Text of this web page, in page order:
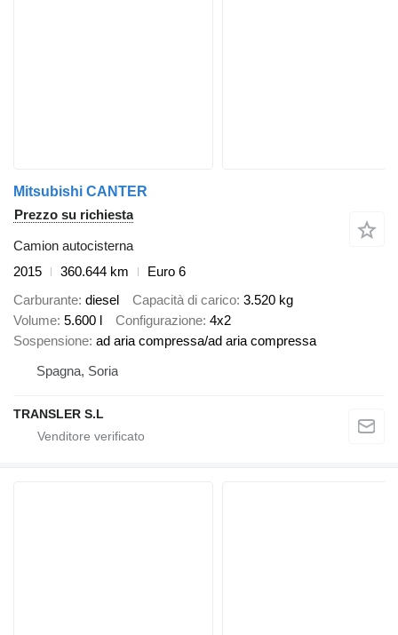
Mitsubishi CANTER
Prezzo su richiesta
Camion autocisterna
2015
360.644 km
Euro 6
Carburante diesel Capacità di carico 3.520 kg
Volume 5.600 l Configurazione 4x2
Sospensione ad aria compressa/ad aria compressa
Spagna, Soria
TRANSLER S.L